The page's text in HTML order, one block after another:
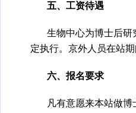
五、工资待遇
生物中心为博士后研
定执行。京外人员在站
六、报名要求
凡有意愿来本站做